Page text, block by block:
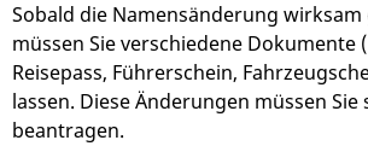
Sobald die Namensänderung
müssen Sie verschiedene Dokumente
Reisepass, Führerschein,
lassen. Diese Änderungen müssen Sie
beantragen.